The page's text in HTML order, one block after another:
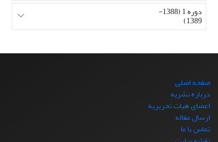
دوره 1 (1388-
1389)
صفحه اصلی
درباره نشریه
اعضای هیات تحریریه
ارسال مقاله
تماس با ما